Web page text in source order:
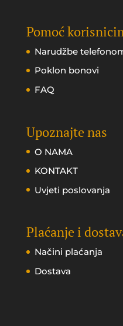
Pomoć
Narudžbe
Poklon bonovi
FAQ
Upoznajte nas
O NAMA
KONTAKT
Uvjeti poslovanja
Plaćanje i
Načini plaćanja
Dostava